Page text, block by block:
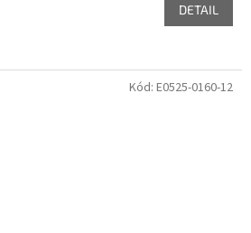
DETAIL
Kód: E0525-0160-12